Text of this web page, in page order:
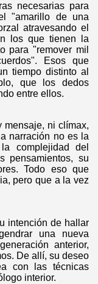
necesarias para
"amarillo de una
atravesando el
los que tienen la
para "remover mil
Esos que
tiempo distinto al
que los dedos
entre ellos.
mensaje, ni clímax,
narración no es la
complejidad del
pensamientos, su
Todo eso que
pero que a la vez
intención de hallar
una nueva
anterior,
De allí, su deseo
con las técnicas
interior.